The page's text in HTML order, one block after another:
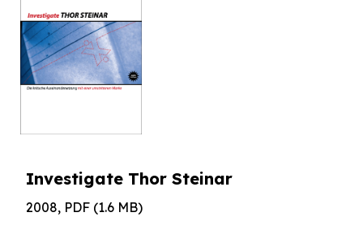
Investigate Thor Steinar
2008, PDF (1.6 MB)